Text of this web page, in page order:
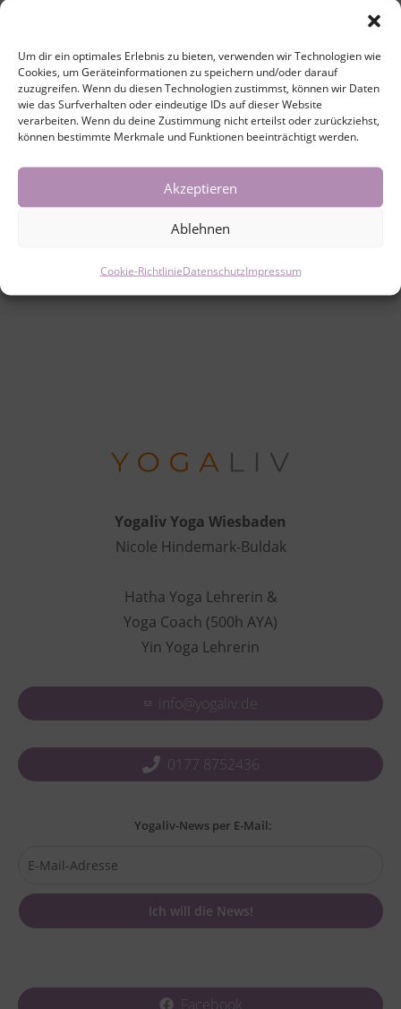
Um dir ein optimales Erlebnis zu bieten, verwenden wir Technologien wie
Cookies, um Geräteinformationen zu speichern und/oder darauf
zuzugreifen. Wenn du diesen Technologien zustimmst, können wir Daten
wie das Surfverhalten oder eindeutige IDs auf dieser Website
verarbeiten. Wenn du deine Zustimmung nicht erteilst oder zurückziehst,
können bestimmte Merkmale und Funktionen beeinträchtigt werden.
Akzeptieren
Ablehnen
Cookie-RichtlinieDatenschutzImpressum
Yin Yoga Lehrerin
info@yogaliv.de
0177 8752436
Yogaliv Yoga Wiesbaden
Nicole Hindemark-Buldak
Hatha Yoga Lehrerin &
Yoga Coach (500h AYA)
Yin Yoga Lehrerin
info@yogaliv.de
0177 8752436
Yogaliv-News per E-Mail:
Facebook